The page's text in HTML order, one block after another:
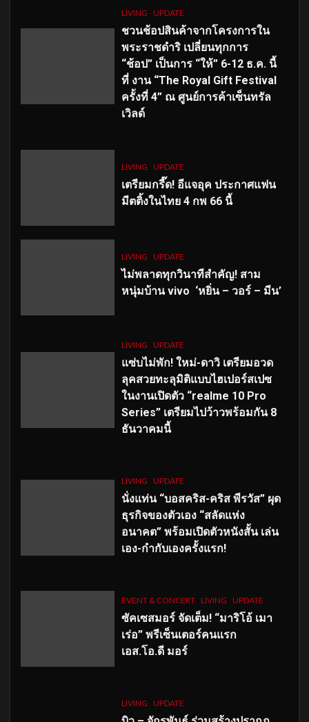
LIVING UPDATE
ชวนช้อปสินค้าจากโครงการใน
พระราชดำริ เปลี่ยนทุกการ
“ช้อป” เป็นการ “ให้” 6-12 ธ.ค. นี้
ที่ งาน “The Royal Gift Festival
ครั้งที่ 4” ณ ศูนย์การค้าเซ็นทรัล
เวิลด์
LIVING UPDATE
เตรียมกรี๊ด! อีแจอุค ประกาศแฟน
มีตติ้งในไทย 4 กพ 66 นี้
LIVING UPDATE
ไม่พลาดทุกวินาทีสำคัญ! สาม
หนุ่มบ้าน vivo ‘หยิ่น – วอร์ – มีน’
LIVING UPDATE
แซ่บไม่พัก! ใหม่-ดาวิ เตรียมอวด
ลุคสวยทะลุมิติแบบไฮเปอร์สเปซ
ในงานเปิดตัว “realme 10 Pro
Series” เตรียมไปว้าวพร้อมกัน 8
ธันวาคมนี้
LIVING UPDATE
นั่งแท่น “บอสคริส-คริส พีรวัส” ผุด
ธุรกิจของตัวเอง “สลัดแห่ง
อนาคต” พร้อมเปิดตัวหนังสั้น เล่น
เอง-กำกับเองครั้งแรก!
EVENT & CONCERT LIVING UPDATE
ซัคเซสมอร์ จัดเต็ม! “มาริโอ้ เมา
เร่อ” พรีเซ็นเตอร์คนแรก
เอส.โอ.ดี มอร์
LIVING UPDATE